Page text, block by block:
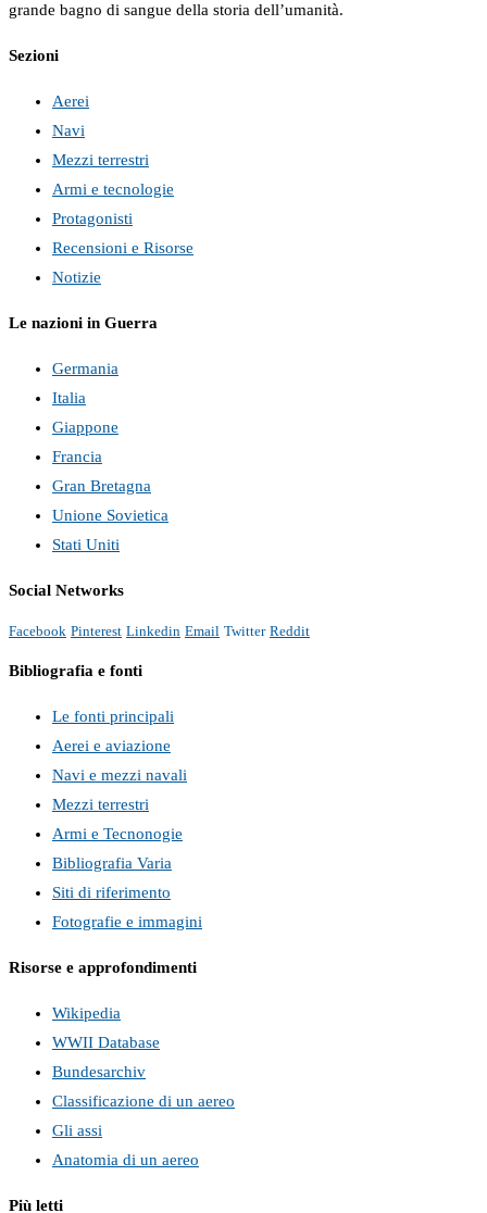
grande bagno di sangue della storia dell’umanità.
Sezioni
Aerei
Navi
Mezzi terrestri
Armi e tecnologie
Protagonisti
Recensioni e Risorse
Notizie
Le nazioni in Guerra
Germania
Italia
Giappone
Francia
Gran Bretagna
Unione Sovietica
Stati Uniti
Social Networks
Facebook Pinterest Linkedin Email Twitter Reddit
Bibliografia e fonti
Le fonti principali
Aerei e aviazione
Navi e mezzi navali
Mezzi terrestri
Armi e Tecnonogie
Bibliografia Varia
Siti di riferimento
Fotografie e immagini
Risorse e approfondimenti
Wikipedia
WWII Database
Bundesarchiv
Classificazione di un aereo
Gli assi
Anatomia di un aereo
Più letti